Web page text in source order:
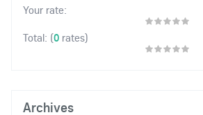
Your rate:
Total: (0 rates)
Archives